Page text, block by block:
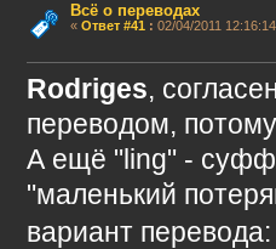
Всё о переводах
« Ответ #41 : 02/04/2011
Rodriges,
переводом,
А ещё "ling" -
"маленький
вариант